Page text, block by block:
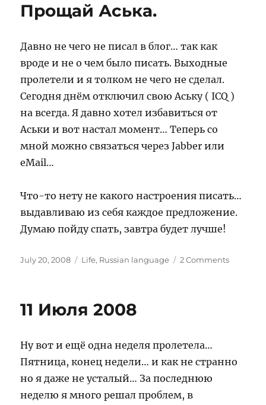
Прощай Аська.
Давно не чего не писал в блог… так как
вроде и не о чем было писать. Выходные
пролетели и я толком не чего не сделал.
Сегодня днём отключил свою Аську ( ICQ )
на всегда. Я давно хотел избавиться от
Аськи и вот настал момент… Теперь со
мной можно связаться через Jabber или
eMail…
Что-то нету не какого настроения писать…
выдавливаю из себя каждое предложение.
Думаю пойду спать, завтра будет лучше!
Posted
July 20, 2008 Categories
Life, Russian language 2 Commentson
11 Июля 2008
Ну вот и ещё одна неделя пролетела…
Пятница, конец недели… и как не странно
но я даже не усталый… За последнюю
неделю я много решал проблем, в